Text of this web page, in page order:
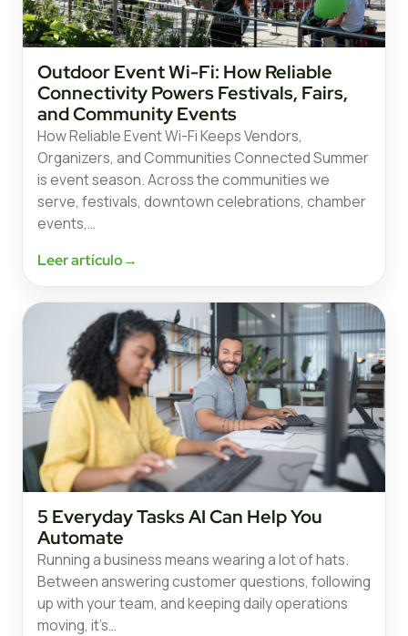
Outdoor Event Wi-Fi: How Reliable
Connectivity Powers Festivals, Fairs,
and Community Events
How Reliable Event Wi-Fi Keeps Vendors,
Organizers, and Communities Connected Summer
is event season. Across the communities we
serve, festivals, downtown celebrations, chamber
events,…
Leer artículo→
5 Everyday Tasks AI Can Help You
Automate
Running a business means wearing a lot of hats.
Between answering customer questions, following
up with your team, and keeping daily operations
moving, it’s…